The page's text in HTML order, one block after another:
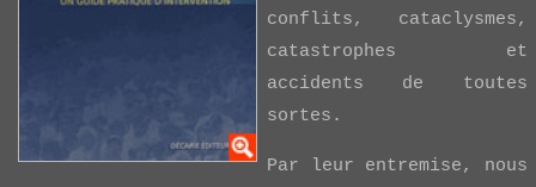
conflits, cataclysmes,
catastrophes et
accidents de toutes
sortes.
Par leur entremise, nous